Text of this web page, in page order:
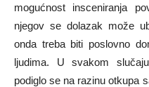
mogućnost insceniranja
njegov se dolazak može
onda treba biti poslovno
ljudima. U svakom
podiglo se na razinu otkupa